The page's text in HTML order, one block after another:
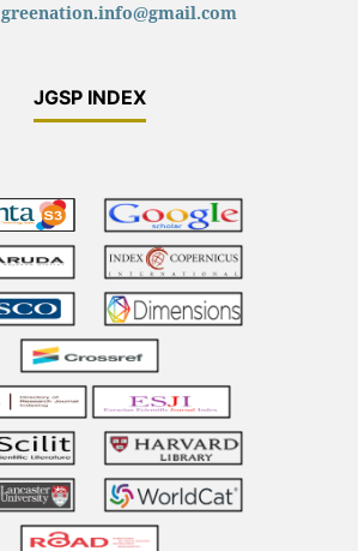
greenation.info@gmail.com
JGSP INDEX